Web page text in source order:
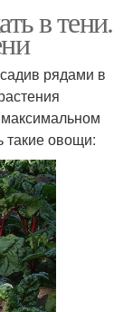
в тени.
рядами в
такие овощи: